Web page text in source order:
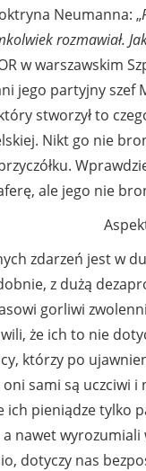
Neumanna: „
rozmawiał.
w warszawskim
jego partyjny szef
stworzył to
Nikt go nie
ale jego nie
zdarzeń jest w
z dużą
gorliwi
że ich to nie
którzy po
sami są uczciwi
ich pieniądze tylko
nawet
dotyczy nas